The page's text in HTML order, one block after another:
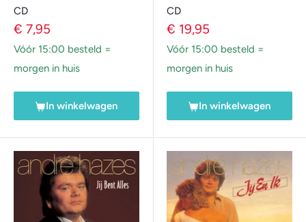
CD
Verkoopprijs
€ 7,95
Vóór 15:00 besteld =
morgen in huis
In winkelwagen
CD
Verkoopprijs
€ 19,95
Vóór 15:00 besteld =
morgen in huis
In winkelwagen